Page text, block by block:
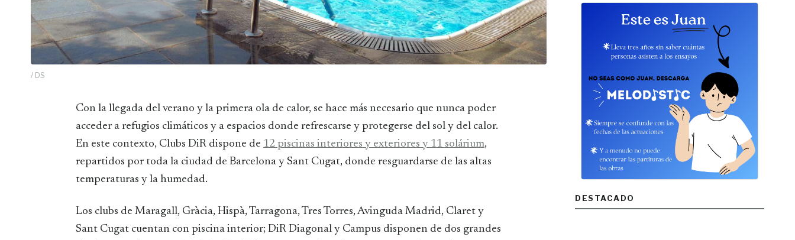
/ DS
Con la llegada del verano y la primera ola de calor, se hace más necesario que nunca poder
acceder a refugios climáticos y a espacios donde refrescarse y protegerse del sol y del calor.
En este contexto, Clubs DiR dispone de 12 piscinas interiores y exteriores y 11 solárium,
repartidos por toda la ciudad de Barcelona y Sant Cugat, donde resguardarse de las altas
temperaturas y la humedad.
Los clubs de Maragall, Gràcia, Hispà, Tarragona, Tres Torres, Avinguda Madrid, Claret y
Sant Cugat cuentan con piscina interior; DiR Diagonal y Campus disponen de dos grandes
DESTACADO